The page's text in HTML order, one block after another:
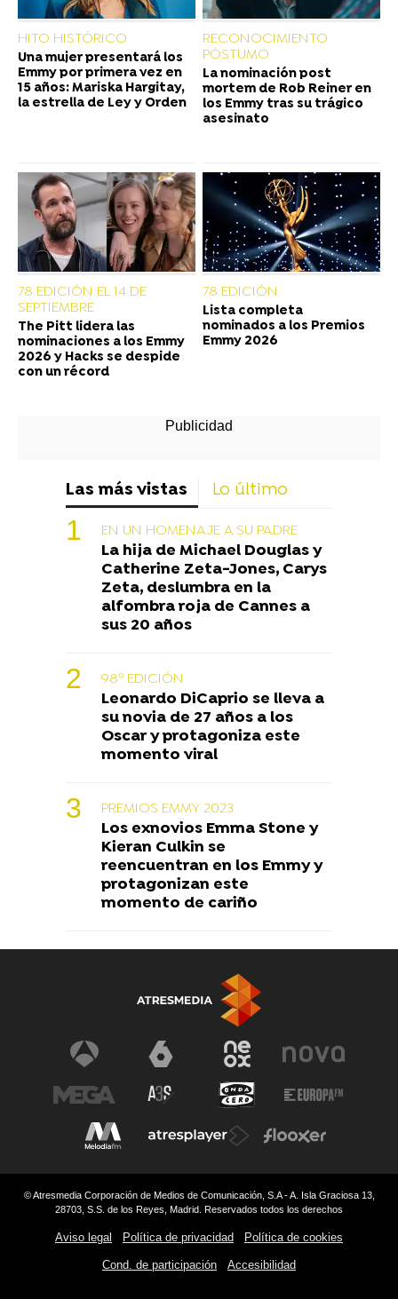
HITO HISTÓRICO
Una mujer presentará los
Emmy por primera vez en
15 años: Mariska Hargitay,
la estrella de Ley y Orden
RECONOCIMIENTO
PÓSTUMO
La nominación post
mortem de Rob Reiner en
los Emmy tras su trágico
asesinato
78 EDICIÓN EL 14 DE
SEPTIEMBRE
The Pitt lidera las
nominaciones a los Emmy
2026 y Hacks se despide
con un récord
78 EDICIÓN
Lista completa
nominados a los Premios
Emmy 2026
Las más vistas Lo último
EN UN HOMENAJE A SU PADRE
La hija de Michael Douglas y
Catherine Zeta-Jones, Carys
Zeta, deslumbra en la
alfombra roja de Cannes a
sus 20 años
98º EDICIÓN
Leonardo DiCaprio se lleva a
su novia de 27 años a los
Oscar y protagoniza este
momento viral
PREMIOS EMMY 2023
Los exnovios Emma Stone y
Kieran Culkin se
reencuentran en los Emmy y
protagonizan este
momento de cariño
© Atresmedia Corporación de Medios de Comunicación, S.A - A. Isla Graciosa 13,
28703, S.S. de los Reyes, Madrid. Reservados todos los derechos
Aviso legal Política de privacidad Política de cookies
Cond. de participación Accesibilidad